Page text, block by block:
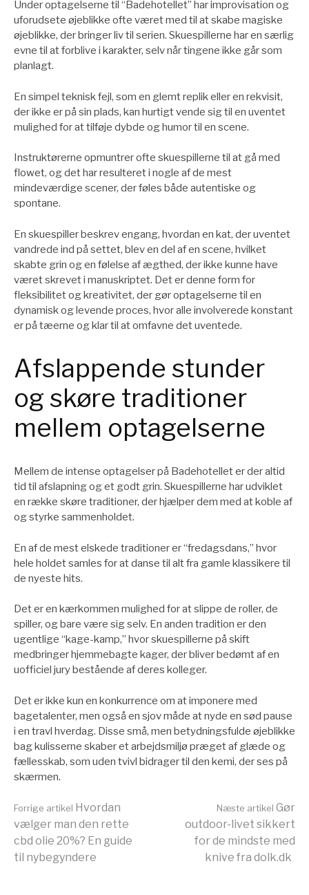
Under optagelserne til “Badehotellet” har improvisation og
uforudsete øjeblikke ofte været med til at skabe magiske
øjeblikke, der bringer liv til serien. Skuespillerne har en særlig
evne til at forblive i karakter, selv når tingene ikke går som
planlagt.
En simpel teknisk fejl, som en glemt replik eller en rekvisit,
der ikke er på sin plads, kan hurtigt vende sig til en uventet
mulighed for at tilføje dybde og humor til en scene.
Instruktørerne opmuntrer ofte skuespillerne til at gå med
flowet, og det har resulteret i nogle af de mest
mindeværdige scener, der føles både autentiske og
spontane.
En skuespiller beskrev engang, hvordan en kat, der uventet
vandrede ind på settet, blev en del af en scene, hvilket
skabte grin og en følelse af ægthed, der ikke kunne have
været skrevet i manuskriptet. Det er denne form for
fleksibilitet og kreativitet, der gør optagelserne til en
dynamisk og levende proces, hvor alle involverede konstant
er på tæerne og klar til at omfavne det uventede.
Afslappende stunder
og skøre traditioner
mellem optagelserne
Mellem de intense optagelser på Badehotellet er der altid
tid til afslapning og et godt grin. Skuespillerne har udviklet
en række skøre traditioner, der hjælper dem med at koble af
og styrke sammenholdet.
En af de mest elskede traditioner er “fredagsdans,” hvor
hele holdet samles for at danse til alt fra gamle klassikere til
de nyeste hits.
Det er en kærkommen mulighed for at slippe de roller, de
spiller, og bare være sig selv. En anden tradition er den
ugentlige “kage-kamp,” hvor skuespillerne på skift
medbringer hjemmebagte kager, der bliver bedømt af en
uofficiel jury bestående af deres kolleger.
Det er ikke kun en konkurrence om at imponere med
bagetalenter, men også en sjov måde at nyde en sød pause
i en travl hverdag. Disse små, men betydningsfulde øjeblikke
bag kulisserne skaber et arbejdsmiljø præget af glæde og
fællesskab, som uden tvivl bidrager til den kemi, der ses på
skærmen.
Læs
videre
Forrige artikel Hvordan
vælger man den rette
cbd olie 20%? En guide
til nybegyndere
Næste artikel Gør
outdoor-livet sikkert
for de mindste med
knive fra dolk.dk